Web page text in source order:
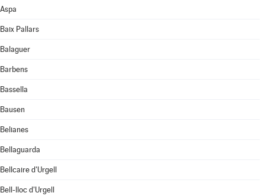
Aspa
Baix Pallars
Balaguer
Barbens
Bassella
Bausen
Belianes
Bellaguarda
Bellcaire d'Urgell
Bell-lloc d'Urgell